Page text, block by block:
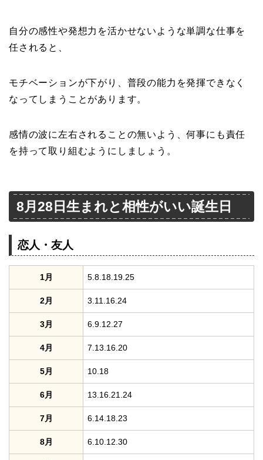
自分の感性や発想力を活かせないような単調な仕事を
任されると、
モチベーションが下がり、普段の能力を発揮できなく
なってしまうことがあります。
感情の波に左右されることの無いよう、何事にも責任
を持って取り組むようにしましょう。
8月28日生まれと相性がいい誕生日
恋人・友人
1月 5.8.18.19.25
2月 3.11.16.24
3月 6.9.12.27
4月 7.13.16.20
5月 10.18
6月 13.16.21.24
7月 6.14.18.23
8月 6.10.12.30